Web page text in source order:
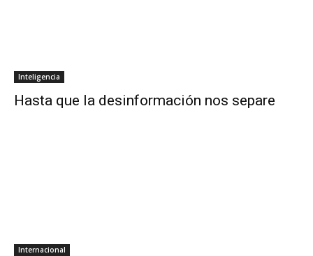
Inteligencia
Hasta que la desinformación nos separe
Internacional